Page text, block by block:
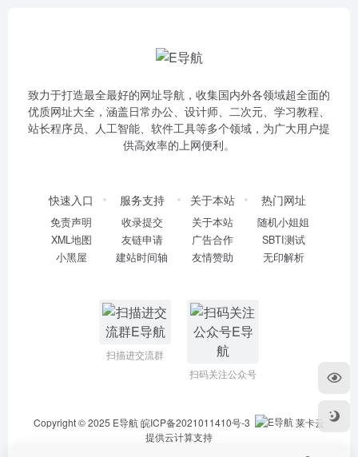
致力于打造最全最好的网址导航，收集国内外各领域超全面的
优质网址大全，涵盖日常办公、设计师、二次元、学习教程、
站长程序员、人工智能、软件工具等多个领域，为广大用户提
供高效率的上网便利。
快速入口
免责声明
XML地图
小黑屋
服务支持
收录提交
友链申请
建站时间轴
关于本站
关于本站
广告合作
友情赞助
热门网址
随机小姐姐
SBTI测试
无印解析
扫描进交流群
扫码关注公众号
Copyright © 2025 E导航皖ICP备2021011410号-3
莱卡云
提供云计算支持